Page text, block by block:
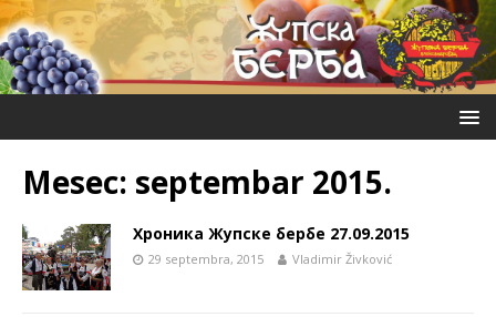
Mesec: septembar 2015.
Хроника Жупске бербе 27.09.2015
29 septembra, 2015 Vladimir Živković